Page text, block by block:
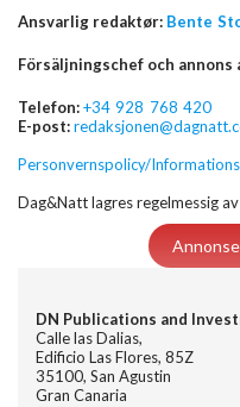
Ansvarlig redaktør: Bente
Försäljningschef och annons
Telefon:+34 928 768 420
E-post:
Personvernspolicy/
Dag&Natt lagres regelmessig
DN Publications and
Calle las Dalias,
Edificio Las Flores, 85Z
35100, San Agustin
Gran Canaria